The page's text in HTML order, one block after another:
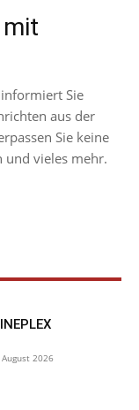
Sie
aus der
Sie keine
und vieles mehr.
2026